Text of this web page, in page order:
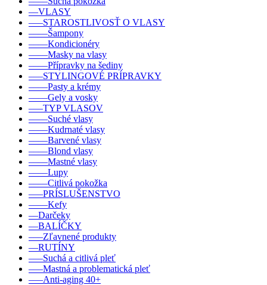
––VLASY
–––STAROSTLIVOSŤ O VLASY
––––Šampony
––––Kondicionéry
––––Masky na vlasy
––––Přípravky na šediny
–––STYLINGOVÉ PRÍPRAVKY
––––Pasty a krémy
––––Gely a vosky
–––TYP VLASOV
––––Suché vlasy
––––Kudrnaté vlasy
––––Barvené vlasy
––––Blond vlasy
––––Mastné vlasy
––––Lupy
––––Citlivá pokožka
–––PRÍSLUŠENSTVO
––––Kefy
––Darčeky
––BALÍČKY
–––Zľavnené produkty
––RUTÍNY
–––Suchá a citlivá pleť
–––Mastná a problematická pleť
–––Anti-aging 40+